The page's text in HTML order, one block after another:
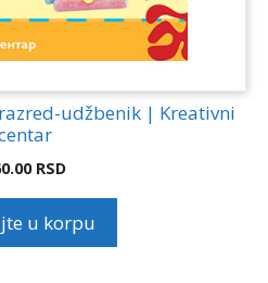
udžbenik | Kreativni
RSD
u korpu